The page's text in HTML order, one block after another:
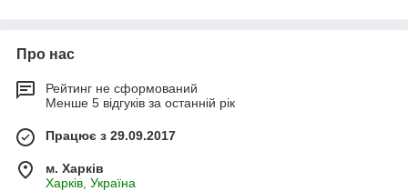
Про нас
Рейтинг не сформований
Менше 5 відгуків за останній рік
Працює з 29.09.2017
м. Харків
Харків, Україна